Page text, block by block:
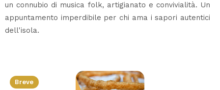
un connubio di musica folk, artigianato e convivialità. Un
appuntamento imperdibile per chi ama i sapori autentici
dell'isola.
Breve